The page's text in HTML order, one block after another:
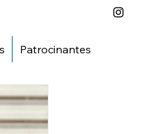
Patrocinantes